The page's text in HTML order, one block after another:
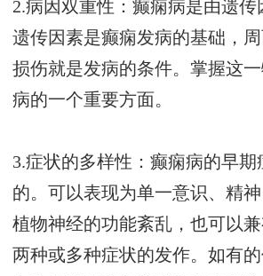
2.病因双重性：癫痫病是由遗传
遗传因素是癫痫发病的基础，
损伤就是发病的条件。掌握这
病的一个重要方面。
3.症状的多样性：癫痫病的早
的。可以表现为单一意识、精
植物神经的功能紊乱，也可以
两种或多种症状的发作。如有的